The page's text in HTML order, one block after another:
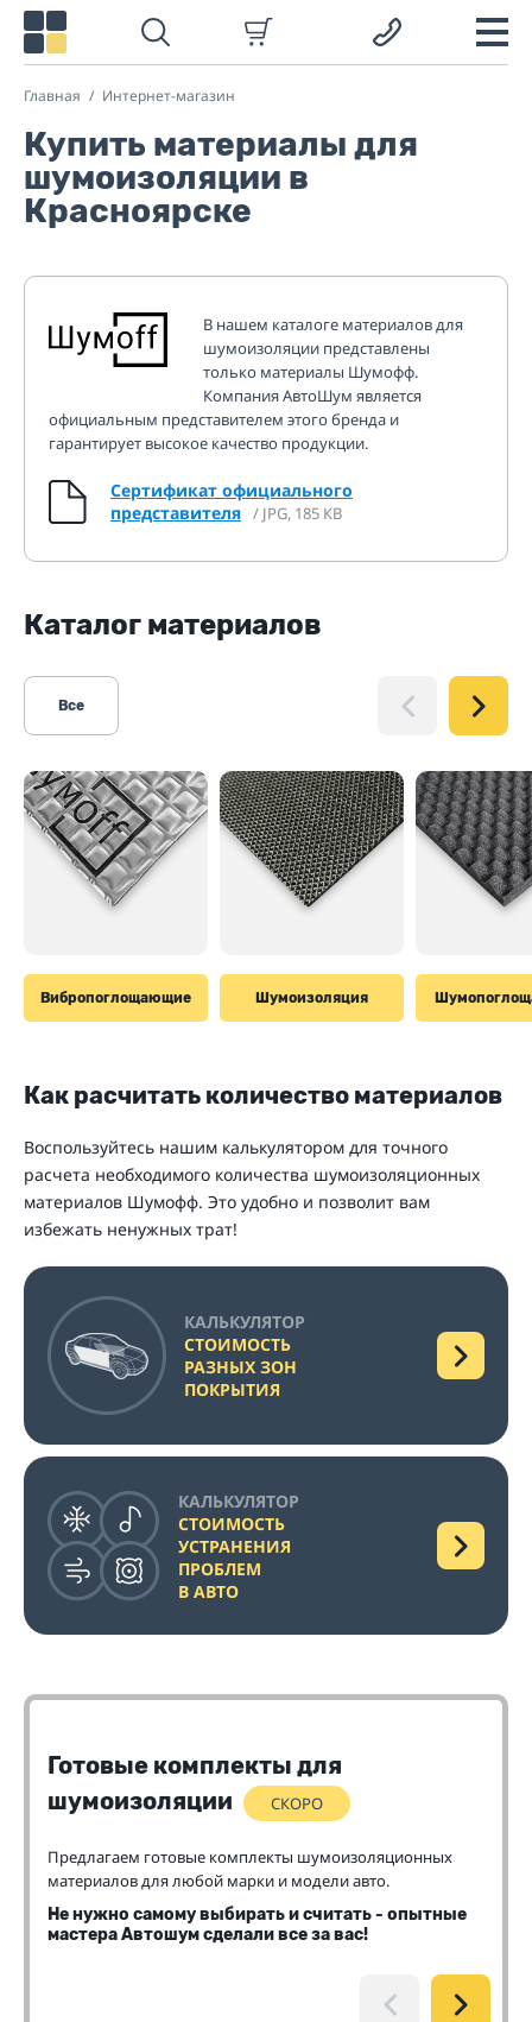
Главная Интернет-магазин
Купить материалы для
шумоизоляции в
Красноярске
В нашем каталоге материалов для
шумоизоляции представлены
только материалы Шумофф.
Компания АвтоШум является
официальным представителем этого бренда и
гарантирует высокое качество продукции.
Сертификат официального
представителя / JPG, 185 КВ
Каталог материалов
Все
Вибропоглощающие Шумоизоляция
Как расчитать количество материалов
Воспользуйтесь нашим калькулятором для точного
расчета необходимого количества шумоизоляционных
материалов Шумофф. Это удобно и позволит вам
избежать ненужных трат!
КАЛЬКУЛЯТОР
СТОИМОСТЬ
РАЗНЫХ ЗОН
ПОКРЫТИЯ
КАЛЬКУЛЯТОР
СТОИМОСТЬ
УСТРАНЕНИЯ
ПРОБЛЕМ
В АВТО
Готовые комплекты для
шумоизоляции
СКОРО
Предлагаем готовые комплекты шумоизоляционных
материалов для любой марки и модели авто.
Не нужно самому выбирать и считать - опытные
мастера Автошум сделали все за вас!